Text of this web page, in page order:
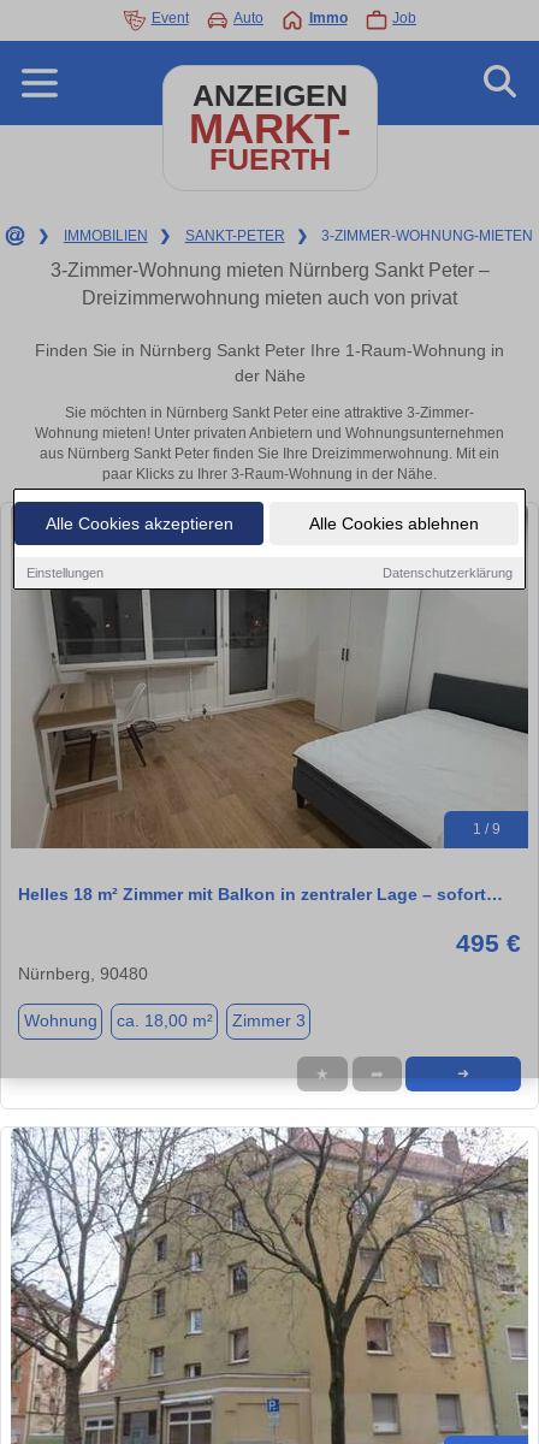
Alle Cookies akzeptieren Alle Cookies ablehnen
Einstellungen Datenschutzerklärung
Event Auto Immo Job
ANZEIGEN
MARKT-
FUERTH
❯ IMMOBILIEN ❯ SANKT-PETER ❯ 3-ZIMMER-WOHNUNG-MIETEN
3-Zimmer-Wohnung mieten Nürnberg Sankt Peter –
Dreizimmerwohnung mieten auch von privat
Finden Sie in Nürnberg Sankt Peter Ihre 1-Raum-Wohnung in
der Nähe
Sie möchten in Nürnberg Sankt Peter eine attraktive 3-Zimmer-
Wohnung mieten! Unter privaten Anbietern und Wohnungsunternehmen
aus Nürnberg Sankt Peter finden Sie Ihre Dreizimmerwohnung. Mit ein
paar Klicks zu Ihrer 3-Raum-Wohnung in der Nähe.
1 / 9
Helles 18 m² Zimmer mit Balkon in zentraler Lage – sofort…
495 €
Nürnberg, 90480
Wohnung ca. 18,00 m² Zimmer 3
★ ➦ ➜